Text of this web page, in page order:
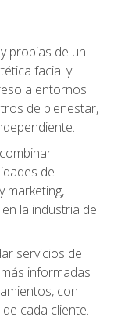
propias de un
facial y
a entornos
de bienestar,
de
marketing,
la industria de
servicios de
informadas
con
cada cliente.